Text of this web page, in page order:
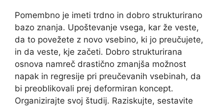
Pomembno je imeti trdno in dobro strukturirano
bazo znanja. Upoštevanje vsega, kar že veste,
da to povežete z novo vsebino, ki jo preučujete,
in da veste, kje začeti. Dobro strukturirana
osnova namreč drastično zmanjša možnost
napak in regresije pri preučevanih vsebinah, da
bi preoblikovali prej deformiran koncept.
Organizirajte svoj študij. Raziskujte, sestavite